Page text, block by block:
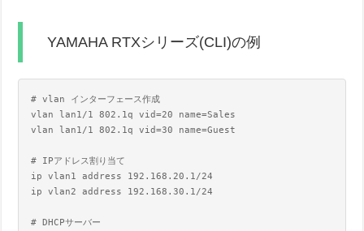
YAMAHA RTXシリーズ(CLI)の例
# vlan インターフェース作成
vlan lan1/1 802.1q vid=20 name=Sales
vlan lan1/1 802.1q vid=30 name=Guest
# IPアドレス割り当て
ip vlan1 address 192.168.20.1/24
ip vlan2 address 192.168.30.1/24
# DHCPサーバー